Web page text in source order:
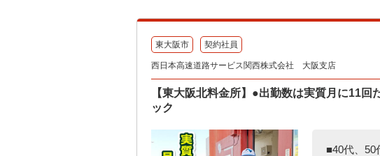
東大阪市 契約社員
西日本高速道路サービス関西株式会社 大阪支店
【東大阪北料金所】●出勤数は実質月に11
ック
■40代、50